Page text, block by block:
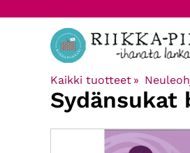
Kaikki tuotteet ‪»
Sydänsukat